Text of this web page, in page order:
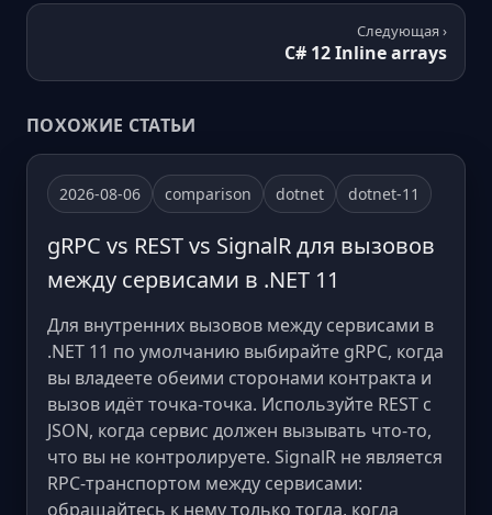
Следующая ›
C# 12 Inline arrays
ПОХОЖИЕ СТАТЬИ
2026-08-06 comparison dotnet dotnet-11
gRPC vs REST vs SignalR для вызовов
между сервисами в .NET 11
Для внутренних вызовов между сервисами в
.NET 11 по умолчанию выбирайте gRPC, когда
вы владеете обеими сторонами контракта и
вызов идёт точка-точка. Используйте REST с
JSON, когда сервис должен вызывать что-то,
что вы не контролируете. SignalR не является
RPC-транспортом между сервисами:
обращайтесь к нему только тогда, когда